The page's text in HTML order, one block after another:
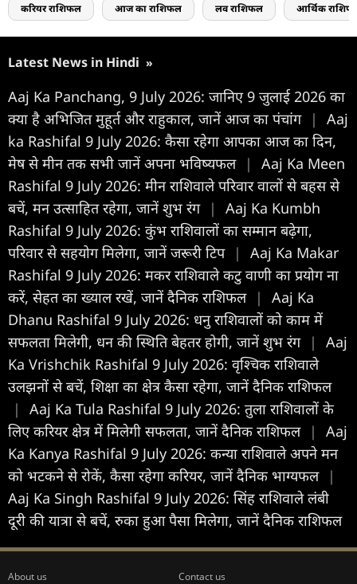
करियर राशिफल आज का राशिफल लव राशिफल आर्थिक
Latest News in Hindi »
Aaj Ka Panchang, 9 July 2026: जानिए 9 जुलाई 2026 का
क्या है अभिजित मुहूर्त और राहुकाल, जानें आज का पंचांग |
Aaj
ka Rashifal 9 July 2026: कैसा रहेगा आपका आज का द‍िन,
मेष से मीन तक सभी जानें अपना भविष्यफल |
Aaj Ka Meen
Rashifal 9 July 2026: मीन राशिवाले परिवार वालों से बहस से
बचें, मन उत्साहित रहेगा, जानें शुभ रंग |
Aaj Ka Kumbh
Rashifal 9 July 2026: कुंभ राशिवालों का सम्मान बढ़ेगा,
परिवार से सहयोग मिलेगा, जानें जरूरी टिप |
Aaj Ka Makar
Rashifal 9 July 2026: मकर राशिवाले कटु वाणी का प्रयोग ना
करें, सेहत का ख्याल रखें, जानें दैनिक राशिफल |
Aaj Ka
Dhanu Rashifal 9 July 2026: धनु राशिवालों को काम में
सफलता मिलेगी, धन की स्थिति बेहतर होगी, जानें शुभ रंग |
Aaj
Ka Vrishchik Rashifal 9 July 2026: वृश्चिक राशिवाले
उलझनों से बचें, शिक्षा का क्षेत्र कैसा रहेगा, जानें दैनिक राशिफल
|
Aaj Ka Tula Rashifal 9 July 2026: तुला राशिवालों के
लिए करियर क्षेत्र में मिलेगी सफलता, जानें दैनिक राशिफल |
Aaj
Ka Kanya Rashifal 9 July 2026: कन्या राशिवाले अपने मन
को भटकने से रोकें, कैसा रहेगा करियर, जानें दैनिक भाग्यफल |
Aaj Ka Singh Rashifal 9 July 2026: सिंह राशिवाले लंबी
दूरी की यात्रा से बचें, रुका हुआ पैसा मिलेगा, जानें दैनिक राशिफल
About us Contact us